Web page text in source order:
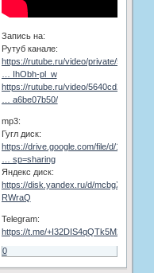
Запись на:
Рутуб канале:
https://rutube.ru/video/private/5640cd2
… IhObh-pl_w
https://rutube.ru/video/
… a6be07b50/
mp3:
Гугл диск:
https://drive.google.com/file/d/1Xl35rV
… sp=sharing
Яндекс диск:
https://disk.yandex.ru/d/mcbgXjgd-
RWraQ
Telegram:
https://t.me/+I32DIS4qQTk5M2Fi
0